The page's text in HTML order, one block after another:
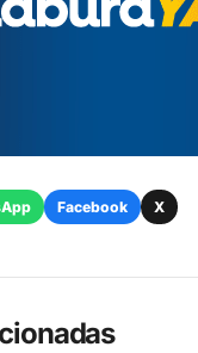
Facebook X